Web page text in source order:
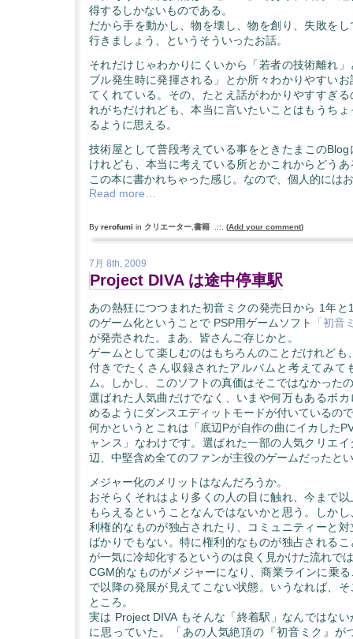
得するしかないものである。
だから手を動かし、物を壊し、物を創り、失敗を
行きましょう、というそういったお話。
それだけじゃわかりにくいから「若者の技術離れ
ブル発生時に発揮される」とか所々わかりやすい
てくれている。その、たとえ話がわかりやすすぎ
れがちだけれども、本当に言いたいことはもうち
るように思える。
技術屋として普段考えている事をときたまこの
けれども、本当に考えている所とかこれからどう
この本に書かれちゃった感じ。なので、個人的には
Read more…
By rerofumi in クリエーター 書籍 .::. (Add your comment)
7月 8th, 2009
Project DIVA は途中停車駅
あの熱狂につつまれた初音ミクの発売日から 1年と
のゲーム化ということで PSP用ゲームソフト
「初音
が発売された。まあ、皆さんご存じかと。
ゲームとして楽しむのはもちろんのことだけれども
付きでたくさん収録されたアルバムと考えてみて
ム。しかし、このソフトの真価はそこではなかった
選ばれた人気曲だけでなく、いまや何万もあるボ
めるようにダンスエディットモードが付いているの
何かというとこれは「底辺Pが自作の曲にイカした
ャンス」なわけです。選ばれた一部の人気クリエ
辺、中堅含め全てのファンが主役のゲームだったと
メジャー化のメリットはなんだろうか。
おそらくそれはより多くの人の目に触れ、今まで
もらえるということなんではないかと思う。しか
利権的なものが独占されたり、コミュニティーと
ばかりでもない。特に権利的なものが独占される
が一気に冷却化するというのは良く見かけた流れで
CGM的なものがメジャーになり、商業ラインに乗
で以降の発展が見えてこない状態。いうなれば、
ところ。
実は Project DIVA もそんな「終着駅」なんではな
に思っていた。「あの人気絶頂の『初音ミク』が